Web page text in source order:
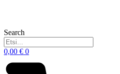
Search
0,00 € 0